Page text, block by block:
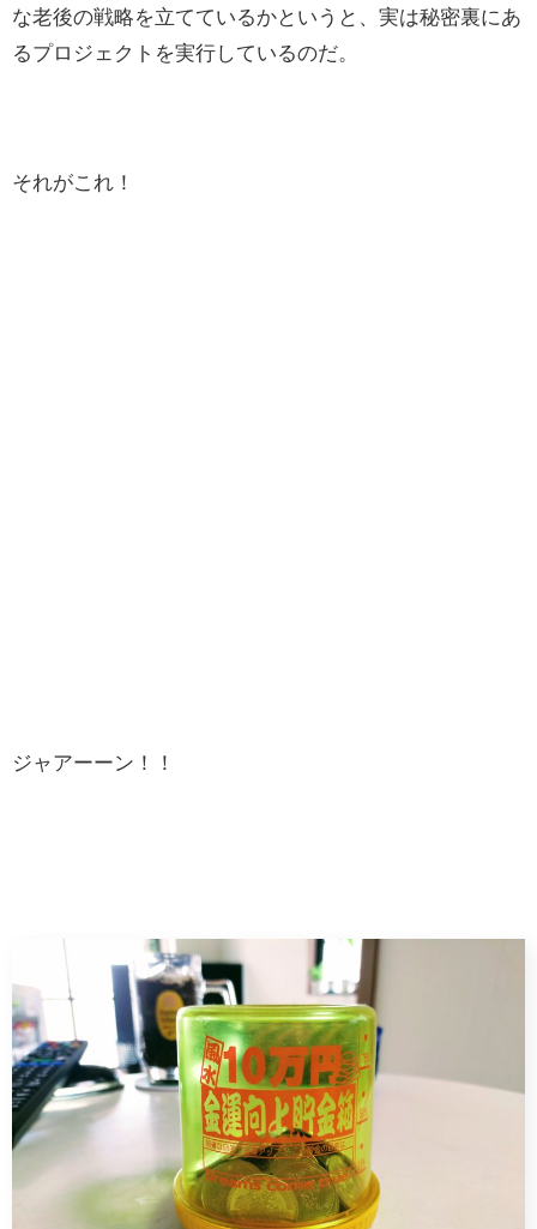
な老後の戦略を立てているかというと、実は秘密裏にあ
るプロジェクトを実行しているのだ。
それがこれ！
ジャアーーン！！